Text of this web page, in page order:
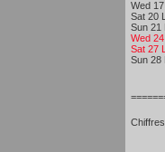
Wed
Sat 20
Sun 21
Wed
Sat 27
Sun 28